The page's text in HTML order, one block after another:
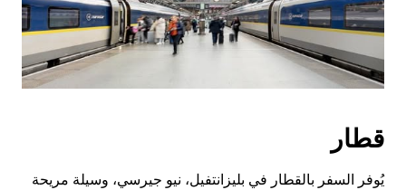
قطار
يُوفر السفر بالقطار في بليزانتفيل، نيو جيرسي، وسيلة مريحة